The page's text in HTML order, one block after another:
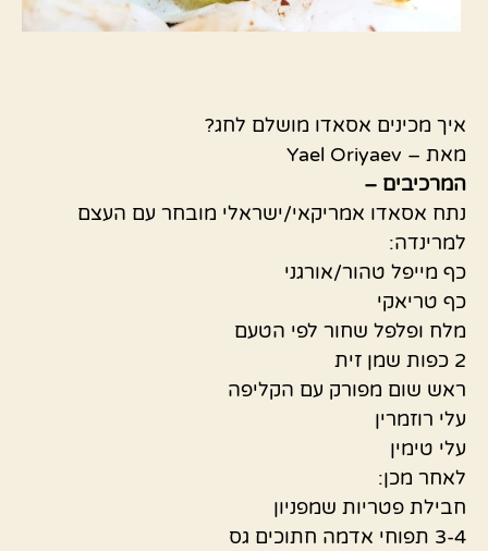
איך מכינים אסאדו מושלם לחג?
מאת – Yael Oriyaev
המרכיבים –
נתח אסאדו אמריקאי/ישראלי מובחר עם העצם
למרינדה:
כף מייפל טהור/אורגני
כף טריאקי
מלח ופלפל שחור לפי הטעם
2 כפות שמן זית
ראש שום מפורק עם הקליפה
עלי רוזמרין
עלי טימין
לאחר מכן:
חבילת פטריות שמפניון
3-4 תפוחי אדמה חתוכים גס